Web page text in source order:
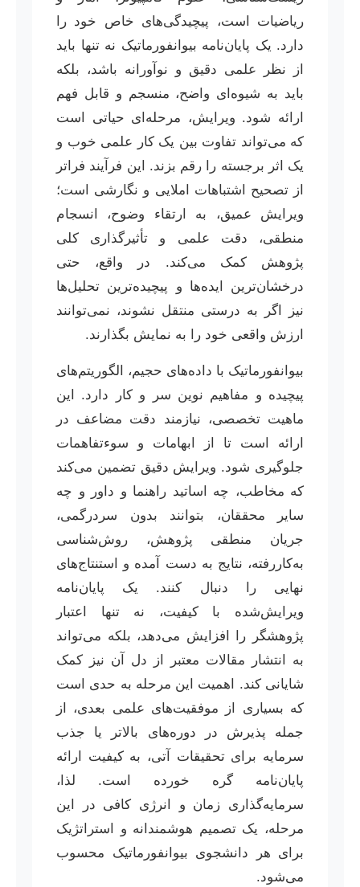
ریاضیات است، پیچیدگی‌های خاص خود را
دارد. یک پایان‌نامه بیوانفورماتیک نه تنها باید
از نظر علمی دقیق و نوآورانه باشد، بلکه
باید به شیوه‌ای واضح، منسجم و قابل فهم
ارائه شود. ویرایش، مرحله‌ای حیاتی است
که می‌تواند تفاوت بین یک کار علمی خوب و
یک اثر برجسته را رقم بزند. این فرآیند فراتر
از تصحیح اشتباهات املایی و نگارشی است؛
ویرایش عمیق، به ارتقاء وضوح، انسجام
منطقی، دقت علمی و تأثیرگذاری کلی
پژوهش کمک می‌کند. در واقع، حتی
درخشان‌ترین ایده‌ها و پیچیده‌ترین تحلیل‌ها
نیز اگر به درستی منتقل نشوند، نمی‌توانند
ارزش واقعی خود را به نمایش بگذارند.
بیوانفورماتیک با داده‌های حجیم، الگوریتم‌های
پیچیده و مفاهیم نوین سر و کار دارد. این
ماهیت تخصصی، نیازمند دقت مضاعف در
ارائه است تا از ابهامات و سوءتفاهمات
جلوگیری شود. ویرایش دقیق تضمین می‌کند
که مخاطب، چه اساتید راهنما و داور و چه
سایر محققان، بتوانند بدون سردرگمی،
جریان منطقی پژوهش، روش‌شناسی
به‌کاررفته، نتایج به دست آمده و استنتاج‌های
نهایی را دنبال کنند. یک پایان‌نامه
ویرایش‌شده با کیفیت، نه تنها اعتبار
پژوهشگر را افزایش می‌دهد، بلکه می‌تواند
به انتشار مقالات معتبر از دل آن نیز کمک
شایانی کند. اهمیت این مرحله به حدی است
که بسیاری از موفقیت‌های علمی بعدی، از
جمله پذیرش در دوره‌های بالاتر یا جذب
سرمایه برای تحقیقات آتی، به کیفیت ارائه
پایان‌نامه گره خورده است. لذا،
سرمایه‌گذاری زمان و انرژی کافی در این
مرحله، یک تصمیم هوشمندانه و استراتژیک
برای هر دانشجوی بیوانفورماتیک محسوب
می‌شود.